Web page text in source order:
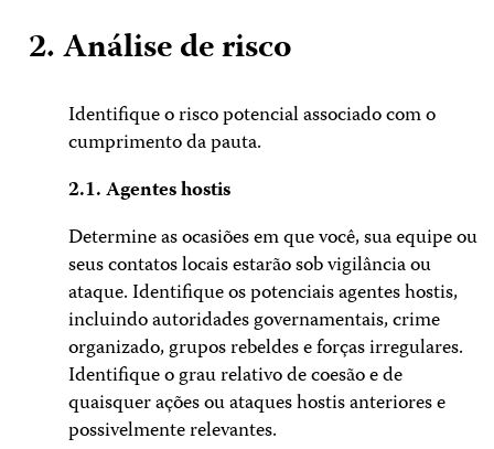
2. Análise de risco
Identifique o risco potencial associado com o
cumprimento da pauta.
2.1. Agentes hostis
Determine as ocasiões em que você, sua equipe ou
seus contatos locais estarão sob vigilância ou
ataque. Identifique os potenciais agentes hostis,
incluindo autoridades governamentais, crime
organizado, grupos rebeldes e forças irregulares.
Identifique o grau relativo de coesão e de
quaisquer ações ou ataques hostis anteriores e
possivelmente relevantes.